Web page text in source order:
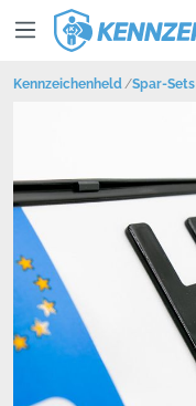
Kennzeichenheld Spar-Sets